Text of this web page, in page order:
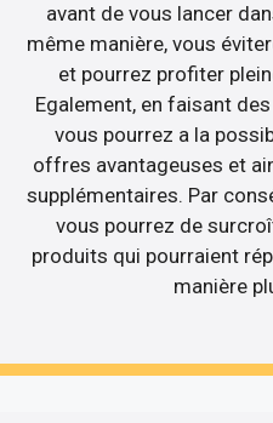
avant de vous lancer
même manière, vous
et pourrez profiter
Egalement, en faisant
vous pourrez a la
offres avantageuses et
supplémentaires. Par
vous pourrez de
produits qui pourraient
manière